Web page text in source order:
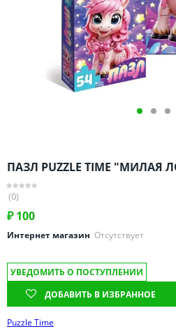
Оренбургская область
Пензенская область
Пермский край
Ростовская область
Саратовская область
Свердловская область
Смоленская область
Ставропольский край
Татарстан
Тверская область
ПАЗЛ PUZZLE TIME "МИЛАЯ
(0)
₽ 100
Интернет магазин Отсутствует
УВЕДОМИТЬ О ПОСТУПЛЕНИИ
ДОБАВИТЬ В ИЗБРАННОЕ
Puzzle Time